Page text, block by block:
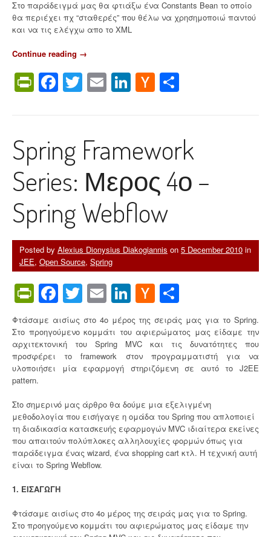
Στο παράδειγμά μας θα φτιάξω ένα Constants Bean το οποίο
θα περιέχει πχ “σταθερές” που θέλω να χρησημοποιώ παντού
και να τις ελέγχω απο το XML
Continue reading “
o
w
c
p
r
i
n
a
n
s
m
E
v
e
r
y
r
e
→
PrintFriendly
Facebook
Twitter
EmailLinkedIn
Hacker
News
Spring Framework
Series: Μερος 4ο –
Spring Webflow
Posted by Alexius Dionysius Diakogiannis on 5 December 2010 in
JEE, Open Source, Spring
PrintFriendly
Facebook
Twitter
EmailLinkedIn
Hacker
News
Φτάσαμε αισίως στο 4ο μέρος της σειράς μας για το Spring.
Στο προηγούμενο κομμάτι του αφιερώματος μας είδαμε την
αρχιτεκτονική του Spring MVC και τις δυνατότητες που
προσφέρει το framework στον προγραμματιστή για να
υλοποιήσει μία εφαρμογή στηριζόμενη σε αυτό το J2EE
pattern.
Σto σημερινό μας άρθρο θα δούμε μια εξελιγμένη
μεθοδολογία που εισήγαγε η ομάδα του Spring που απλοποιεί
τη διαδικασία κατασκευής εφαρμογών MVC ιδιαίτερα εκείνες
που απαιτούν πολύπλοκες αλληλουχίες φορμών όπως για
παράδειγμα ένας wizard, ένα shopping cart κτλ. Η τεχνική αυτή
είναι το Spring Webflow.
1. ΕΙΣΑΓΩΓΗ
Φτάσαμε αισίως στο 4ο μέρος της σειράς μας για το Spring.
Στο προηγούμενο κομμάτι του αφιερώματος μας είδαμε την